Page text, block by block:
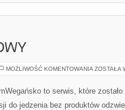
MOŻLIWOŚĆ KOMENTOWANIA PORADNIK
ZOSTAŁA
to serwis, które
do jedzenia bez produktów